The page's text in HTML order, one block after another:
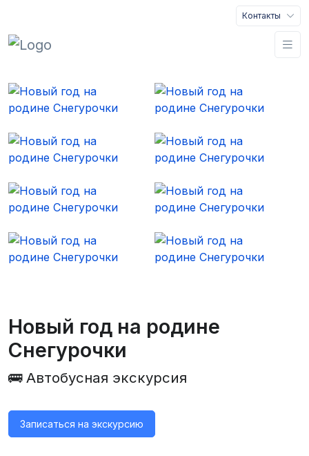
Контакты
Новый год на родине
Снегурочки
🚌 Автобусная экскурсия
Записаться на экскурсию